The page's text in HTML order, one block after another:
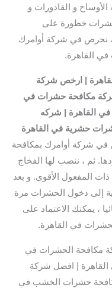
و القاذورات و
خطورة على
نحرص في شركة أوامرك
القاهرة.
| ارخص شركة
مكافحة حشرات في
القاهرة | شركه
حشرية في القاهرة
في شركة أوامرك بمكافحة
ثم ، ننصب لها الفخاج
المفعول الأقوى. و بعد
إلى دخول الحشرات مرة
، يمكنك الاعتماد على
في القاهرة.
مكافحة الحشرات في
| افضل شركة
حشرات الخشب في